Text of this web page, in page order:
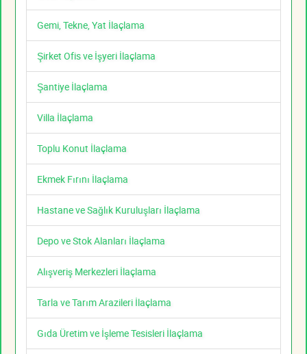
Gemi, Tekne, Yat İlaçlama
Şirket Ofis ve İşyeri İlaçlama
Şantiye İlaçlama
Villa İlaçlama
Toplu Konut İlaçlama
Ekmek Fırını İlaçlama
Hastane ve Sağlık Kuruluşları İlaçlama
Depo ve Stok Alanları İlaçlama
Alışveriş Merkezleri İlaçlama
Tarla ve Tarım Arazileri İlaçlama
Gıda Üretim ve İşleme Tesisleri İlaçlama